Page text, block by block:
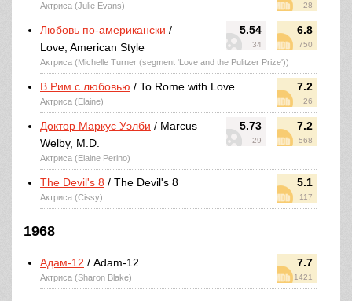
28
Актриса (Julie Evans)
5.54
34
6.8
750
Любовь по-американски /
Love, American Style
Актриса (Michelle Turner (segment 'Love and the Pulitzer Prize'))
7.2
26
В Рим с любовью / To Rome with Love
Актриса (Elaine)
5.73
29
7.2
568
Доктор Маркус Уэлби / Marcus
Welby, M.D.
Актриса (Elaine Perino)
5.1
117
The Devil's 8 / The Devil's 8
Актриса (Cissy)
1968
7.7
1421
Адам-12 / Adam-12
Актриса (Sharon Blake)